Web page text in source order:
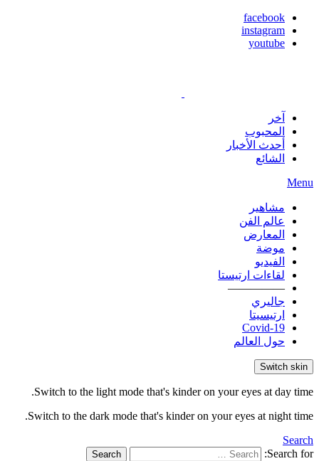
facebook
instagram
youtube
آخر
المحبوب
أحدث الأخبار
الشائع
Menu
مشاهير
عالم الفن
المعارض
موضة
الفيديو
لقاءات ارتيستا
—————
جاليري
ارتيسيتا
Covid-19
حول العالم
Switch skin
Switch to the light mode that's kinder on your eyes at day time.
Switch to the dark mode that's kinder on your eyes at night time.
Search
Search for:
Search